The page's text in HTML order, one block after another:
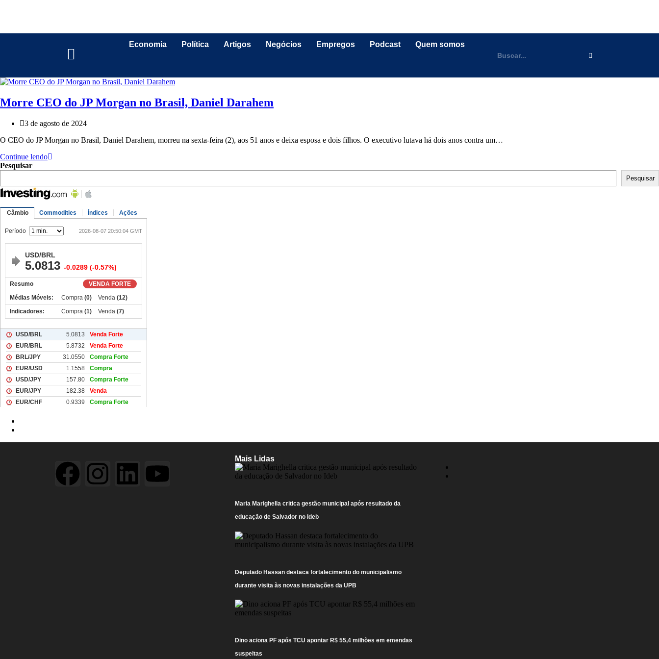
Economia Política Artigos Negócios Empregos Podcast Quem somos
Morre CEO do JP Morgan no Brasil, Daniel Darahem
3 de agosto de 2024
O CEO do JP Morgan no Brasil, Daniel Darahem, morreu na sexta-feira (2), aos 51 anos e deixa esposa e dois filhos. O executivo lutava há dois anos contra um…
Continue lendo
Pesquisar
Pesquisar
Mais Lidas
Maria Marighella critica gestão municipal após resultado da
educação de Salvador no Ideb
Deputado Hassan destaca fortalecimento do municipalismo
durante visita às novas instalações da UPB
Dino aciona PF após TCU apontar R$ 55,4 milhões em emendas
suspeitas